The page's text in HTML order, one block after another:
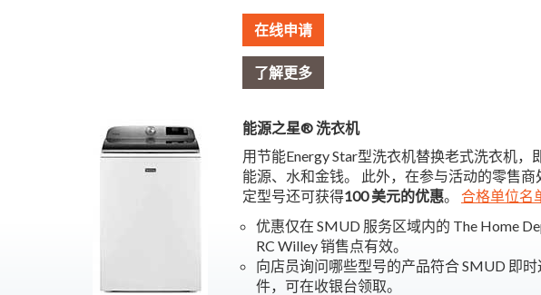
在线申请
了解更多
能源之星® 洗衣机
用节能Energy Star型洗衣机替换老式洗衣机，
能源、水和金钱。 此外，在参与活动的零售商
定型号还可获得100 美元的优惠。 合格单位名
优惠仅在 SMUD 服务区域内的 The Home
RC Willey 销售点有效。
向店员询问哪些型号的产品符合 SMUD 即
件，可在收银台领取。